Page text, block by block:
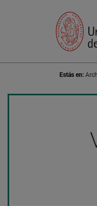
Estás en: